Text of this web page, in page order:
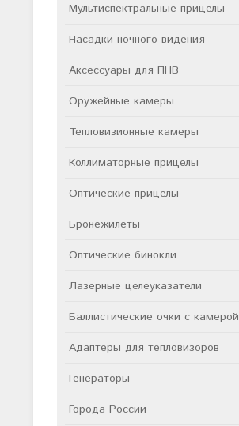
Мультиспектральные прицелы
Насадки ночного видения
Аксессуары для ПНВ
Оружейные камеры
Тепловизионные камеры
Коллиматорные прицелы
Оптические прицелы
Бронежилеты
Оптические бинокли
Лазерные целеуказатели
Баллистические очки с камерой
Адаптеры для тепловизоров
Генераторы
Города России